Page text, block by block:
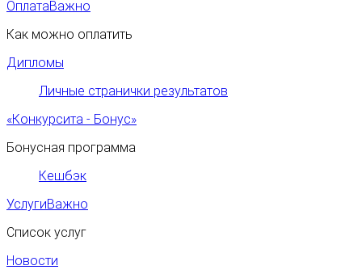
ОплатаВажно
Как можно оплатить
Дипломы
Личные странички результатов
«Конкурсита - Бонус»
Бонусная программа
Кешбэк
УслугиВажно
Список услуг
Новости